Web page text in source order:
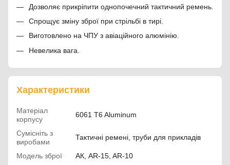
Дозволяє прикріпити однопочечний тактичний ремень.
Спрощує зміну зброї при стрільбі в тирі.
Виготовлено на ЧПУ з авіаційного алюмінію.
Невелика вага.
Характеристики
Матеріал
корпусу
6061 T6 Aluminum
Сумісніть з
виробами
Тактичні ремені, труби для прикладів
Модель зброї
АК, AR-15, AR-10